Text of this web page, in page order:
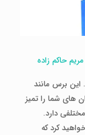
حاکم زاده
برس مانند
های شما را تمیز
دارد.
کرد که